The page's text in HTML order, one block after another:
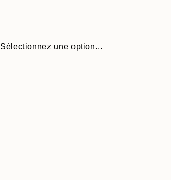
Sélectionnez une option...